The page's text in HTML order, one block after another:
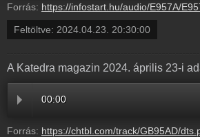
Forrás: https://infostart.hu/audio/E957A/
Feltöltve: 2024.04.23. 20:30:00
A Katedra magazin 2024. április 23-i
00:00
Forrás: https://chtbl.com/track/GB95AD/dts.podtrac.com/redirect.mp3/infostart.hu/audio/E957A/